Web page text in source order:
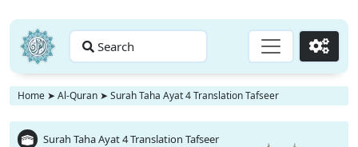
Search Go
Home ➤ Al-Quran ➤ Surah Taha Ayat 4 Translation Tafseer
Surah Taha Ayat 4 Translation Tafseer